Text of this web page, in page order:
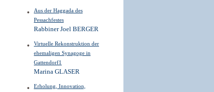
Aus der Haggada des
Pessachfestes
Rabbiner Joel BERGER
Virtuelle Rekonstruktion der
ehemaligen Synagoge in
Gattendorf1
Marina GLASER
Erholung, Innovation,